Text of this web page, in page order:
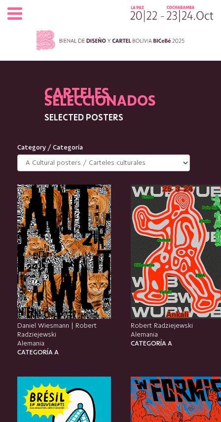
CARTELES
SELECCIONADOS
SELECTED POSTERS
Category / Categoría
Daniel Wiesmann | Robert
Radziejewski
Alemania
CATEGORÍA A
Robert Radziejewski
Alemania
CATEGORÍA A